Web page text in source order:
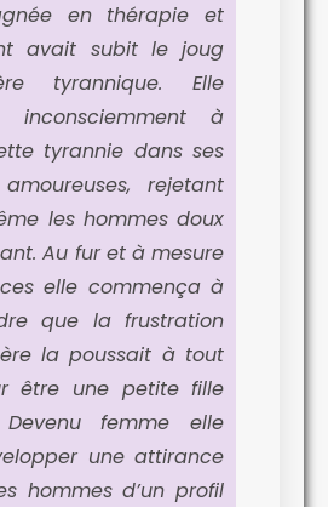
en thérapie et
avait subit le joug
tyrannique. Elle
inconsciemment à
tyrannie dans ses
rejetant
les hommes doux
Au fur et à mesure
elle commença à
que la frustration
la poussait à tout
être une petite fille
femme elle
une attirance
hommes d’un profil